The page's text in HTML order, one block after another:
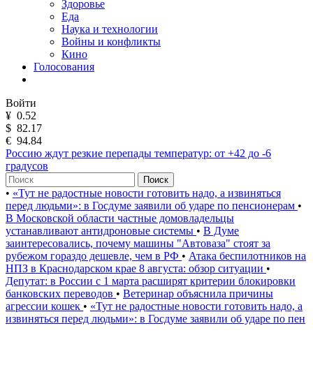
Здоровье
Еда
Наука и технологии
Войны и конфликты
Кино
Голосования
Войти
¥ 0.52
$ 82.17
€ 94.84
Россию ждут резкие перепады температур: от +42 до -6
градусов
Поиск
• «Тут не радостные новости готовить надо, а извиняться
перед людьми»: в Госдуме заявили об ударе по пенсионерам •
В Московской области частные домовладельцы
устанавливают антидроновые системы • В Думе
заинтересовались, почему машины "Автоваза" стоят за
рубежом гораздо дешевле, чем в РФ • Атака беспилотников на
НПЗ в Краснодарском крае 8 августа: обзор ситуации •
Депутат: в России с 1 марта расширят критерии блокировки
банковских переводов • Ветеринар объяснила причины
агрессии кошек • «Тут не радостные новости готовить надо, а
извиняться перед людьми»: в Госдуме заявили об ударе по пен